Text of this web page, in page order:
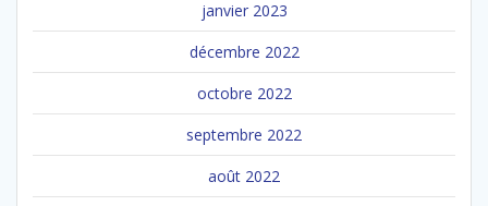
janvier 2023
décembre 2022
octobre 2022
septembre 2022
août 2022